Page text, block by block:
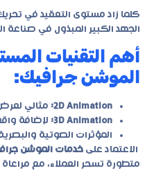
كلما زاد مستوى التعقيد في
الجهد الكبير المبذول في صناعة
أهم التقنيات
الموشن جرافيك:
2D Animation: مثالي
3D Animation: لإضافة
المؤثرات الصوتية
الاعتماد على خدمات الموشن
متطورة تسحر العملاء، مع